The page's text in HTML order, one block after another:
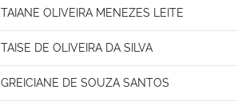
TAIANE OLIVEIRA MENEZES LEITE
TAISE DE OLIVEIRA DA SILVA
GREICIANE DE SOUZA SANTOS